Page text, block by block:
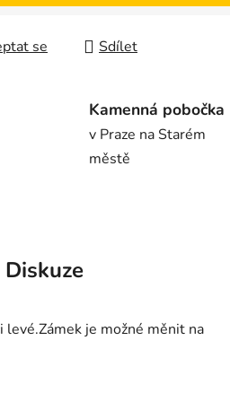
se Sdílet
Kamenná pobočka
v Praze na Starém
městě
Diskuze
levé.Zámek je možné měnit na